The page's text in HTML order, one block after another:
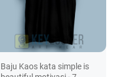
Baju Kaos kata simple is